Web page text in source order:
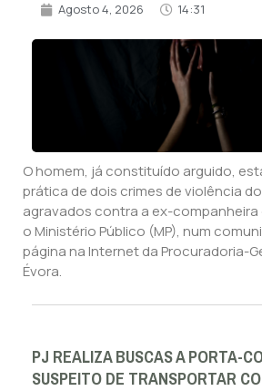
Agosto 4, 2026 14:31
O homem, já constituído arguido,
prática de dois crimes de violência
agravados contra a ex-
o Ministério Público (MP), num
página na Internet da Procuradoria-
Évora.
PJ REALIZA BUSCAS A PORTA-
SUSPEITO DE TRANSPORTAR